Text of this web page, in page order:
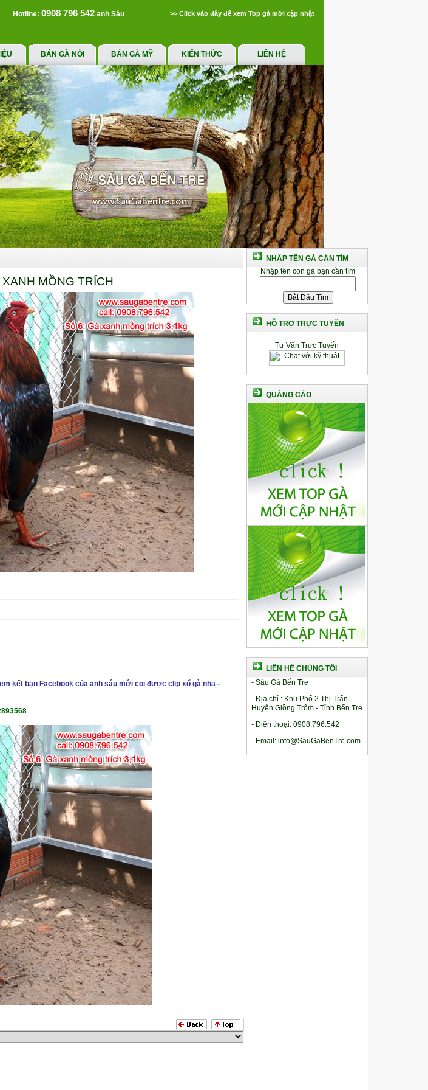
Hotline: 0908 796 542 anh Sáu >> Click vào đây để xem Top gà mới cập nhật
BÁN GÀ NÒI BÁN GÀ MỸ KIẾN THỨC LIÊN HỆ
MỒNG TRÍCH
kết bạn Facebook của anh sáu mới coi được clip xổ gà nha -
NHẬP TÊN GÀ CẦN TÌM
Nhập tên con gà bạn cần tìm
HỖ TRỢ TRỰC TUYẾN
Tư Vấn Trực Tuyến
QUẢNG CÁO
LIÊN HỆ CHÚNG TÔI
- Sáu Gà Bến Tre
- Địa chỉ : Khu Phố 2 Thị Trấn
Huyện Giồng Trôm - Tỉnh Bến Tre
- Điện thoại: 0908.796.542
- Email: info@SauGaBenTre.com